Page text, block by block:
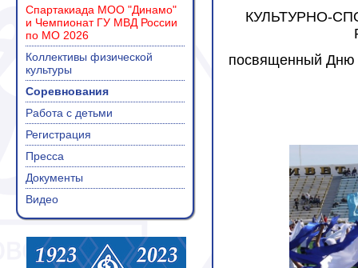
Спартакиада МОО "Динамо"
и Чемпионат ГУ МВД России
по МО 2026
Коллективы физической
культуры
Соревнования
Работа с детьми
Регистрация
Пресса
Документы
Видео
КУЛЬТУРНО-
посвященный Дню